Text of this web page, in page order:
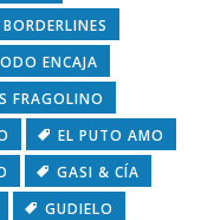
BORDERLINES
ENCAJA
FRAGOLINO
EL PUTO AMO
GASI & CÍA
GUDIELO